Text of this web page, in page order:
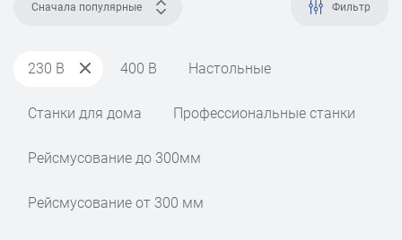
Сначала популярные Фильтр
230 В 400 В Настольные
Станки для дома Профессиональные станки
Рейсмусование до 300мм
Рейсмусование от 300 мм